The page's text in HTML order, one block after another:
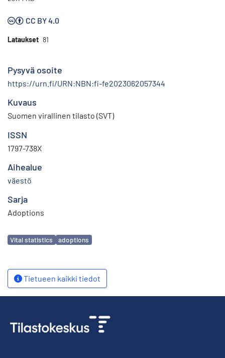
CC BY 4.0
Lataukset 81
Pysyvä osoite
https://urn.fi/URN:NBN:fi-fe2023062057344
Kuvaus
Suomen virallinen tilasto (SVT)
ISSN
1797-738X
Aihealue
väestö
Sarja
Adoptions
Avainsanat
Vital statistics adoptions
Tietueen kaikki tiedot